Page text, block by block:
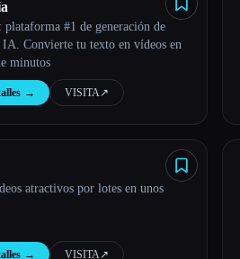
plataforma #1 de generación de
Convierte tu texto en vídeos en
minutos
→ VISITA↗︎
atractivos por lotes en unos
→ VISITA↗︎